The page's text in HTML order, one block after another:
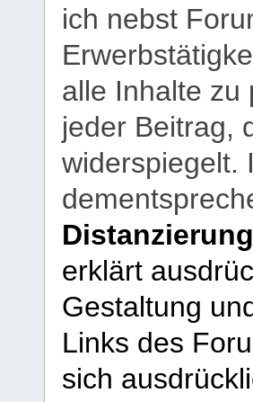
ich nebst
alle Inhalte zu
jeder Beitrag,
widerspiegelt.
erklärt
Gestaltung
Links des
sich